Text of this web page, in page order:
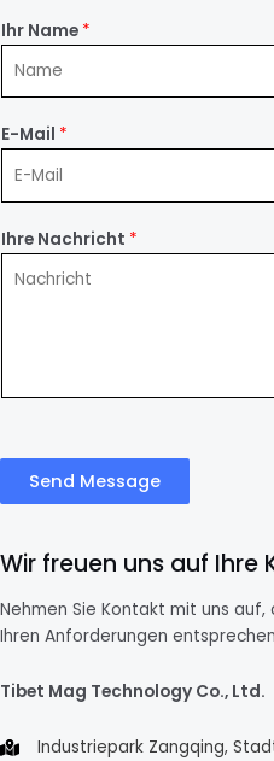
Ihr Name *
E-Mail *
Ihre Nachricht *
Send Message
Wir freuen uns auf
Nehmen Sie Kontakt mit uns
Ihren Anforderungen
Tibet Mag Technology Co., Ltd.
Industriepark Zangqing,